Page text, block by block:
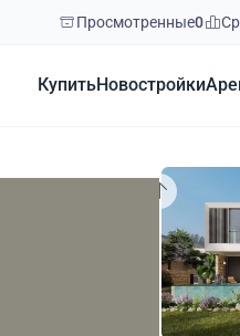
Просмотренные0
КупитьНовостройки